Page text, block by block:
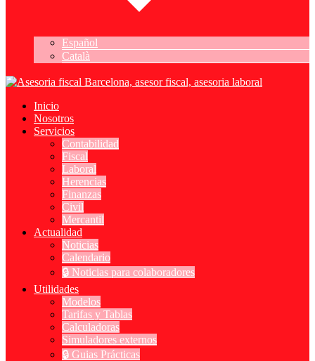
Español
Català
Inicio
Nosotros
Servicios
Contabilidad
Fiscal
Laboral
Herencias
Finanzas
Civil
Mercantil
Actualidad
Noticias
Calendario
🔒 Noticias para colaboradores
Utilidades
Modelos
Tarifas y Tablas
Calculadoras
Simuladores externos
🔒 Guias Prácticas